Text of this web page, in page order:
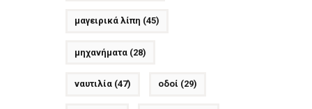
μαγειρικά λίπη (45)
μηχανήματα(28)
ναυτιλία(47) οδοί (29)